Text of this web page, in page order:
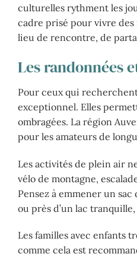
culturelles rythment les
cadre prisé pour vivre des
lieu de rencontre, de
Les randonnées
Pour ceux qui
exceptionnel. Elles
ombragées. La région
pour les amateurs de
Les activités de plein air
vélo de montagne,
Pensez à emmener un
ou près d’un lac
Les familles avec enfants
comme cela est